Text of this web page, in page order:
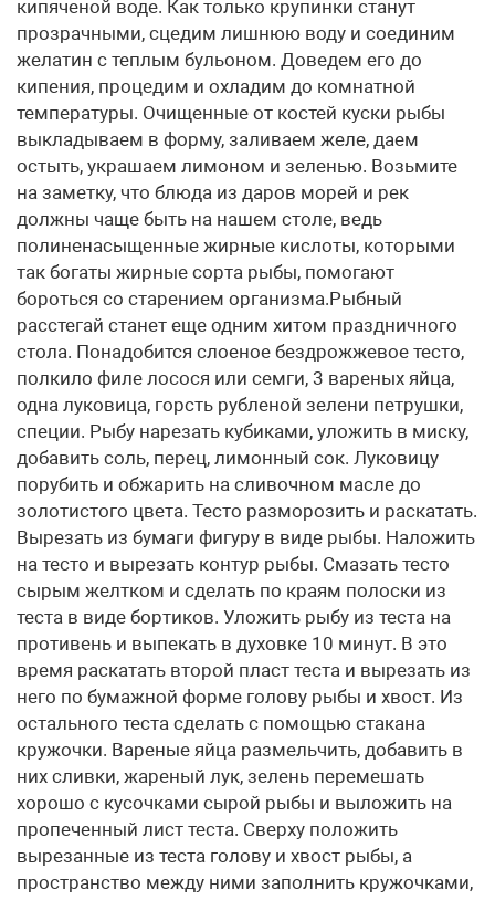
кипяченой воде. Как только крупинки станут
прозрачными, сцедим лишнюю воду и соединим
желатин с теплым бульоном. Доведем его до
кипения, процедим и охладим до комнатной
температуры. Очищенные от костей куски рыбы
выкладываем в форму, заливаем желе, даем
остыть, украшаем лимоном и зеленью. Возьмите
на заметку, что блюда из даров морей и рек
должны чаще быть на нашем столе, ведь
полиненасыщенные жирные кислоты, которыми
так богаты жирные сорта рыбы, помогают
бороться со старением организма.Рыбный
расстегай станет еще одним хитом праздничного
стола. Понадобится слоеное бездрожжевое тесто,
полкило филе лосося или семги, 3 вареных яйца,
одна луковица, горсть рубленой зелени петрушки,
специи. Рыбу нарезать кубиками, уложить в миску,
добавить соль, перец, лимонный сок. Луковицу
порубить и обжарить на сливочном масле до
золотистого цвета. Тесто разморозить и раскатать.
Вырезать из бумаги фигуру в виде рыбы. Наложить
на тесто и вырезать контур рыбы. Смазать тесто
сырым желтком и сделать по краям полоски из
теста в виде бортиков. Уложить рыбу из теста на
противень и выпекать в духовке 10 минут. В это
время раскатать второй пласт теста и вырезать из
него по бумажной форме голову рыбы и хвост. Из
остального теста сделать с помощью стакана
кружочки. Вареные яйца размельчить, добавить в
них сливки, жареный лук, зелень перемешать
хорошо с кусочками сырой рыбы и выложить на
пропеченный лист теста. Сверху положить
вырезанные из теста голову и хвост рыбы, а
пространство между ними заполнить кружочками,